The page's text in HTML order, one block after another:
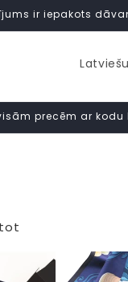
ir iepakots
Latviešu
precēm ar kodu